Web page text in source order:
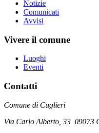
Notizie
Comunicati
Avvisi
Vivere il comune
Luoghi
Eventi
Contatti
Comune di Cuglieri
Via Carlo Alberto, 33 09073